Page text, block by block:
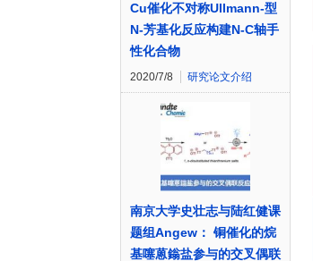
Cu催化不对称Ullmann-型
N-芳基化反应构建N-C轴手
性化合物
2020/7/8 研究论文介绍
南京大学史壮志与陆红健课
题组Angew： 铜催化的烷
基噻蒽鎓盐参与的交叉偶联